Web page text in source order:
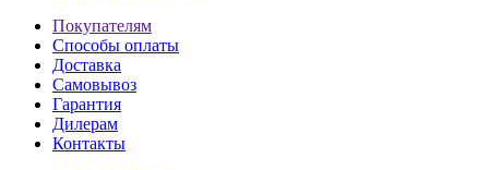
Покупателям
Способы оплаты
Доставка
Самовывоз
Гарантия
Дилерам
Контакты